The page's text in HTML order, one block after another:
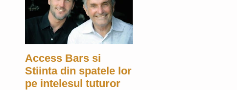
Access Bars si
Stiinta din spatele lor
pe intelesul tuturor